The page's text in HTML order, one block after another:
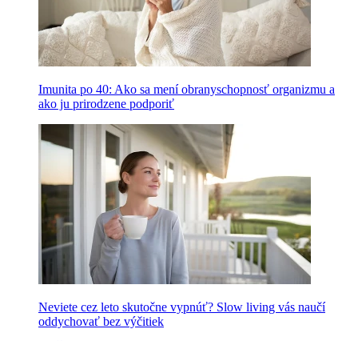
Imunita po 40: Ako sa mení obranyschopnosť organizmu a
ako ju prirodzene podporiť
Neviete cez leto skutočne vypnúť? Slow living vás naučí
oddychovať bez výčitiek